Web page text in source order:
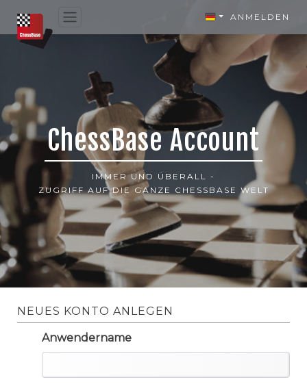
ANMELDEN
ChessBase Account
IMMER UND ÜBERALL -
ZUGRIFF AUF DIE GANZE CHESSBASE WELT
NEUES KONTO ANLEGEN
Anwendername